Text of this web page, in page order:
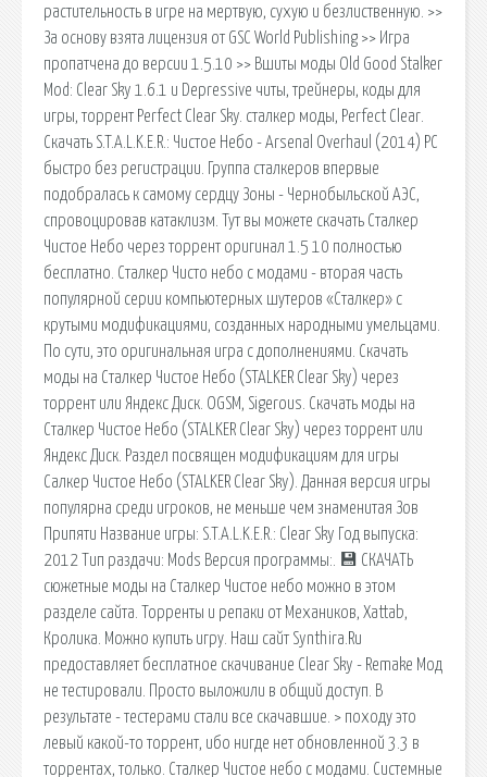
растительность в игре на мертвую, сухую и безлиственную. >>
За основу взята лицензия от GSC World Publishing >> Игра
пропатчена до версии 1.5.10 >> Вшиты моды Old Good Stalker
Mod: Clear Sky 1.6.1 и Depressive читы, трейнеры, коды для
игры, торрент Perfect Clear Sky. сталкер моды, Perfect Clear.
Скачать S.T.A.L.K.E.R.: Чистое Небо - Arsenal Overhaul (2014) PC
быстро без регистрации. Группа сталкеров впервые
подобралась к самому сердцу Зоны - Чернобыльской АЭС,
спровоцировав катаклизм. Тут вы можете скачать Сталкер
Чистое Небо через торрент оригинал 1.5 10 полностью
бесплатно. Сталкер Чисто небо с модами - вторая часть
популярной серии компьютерных шутеров «Сталкер» с
крутыми модификациями, созданных народными умельцами.
По сути, это оригинальная игра с дополнениями. Скачать
моды на Сталкер Чистое Небо (STALKER Clear Sky) через
торрент или Яндекс Диск. OGSM, Sigerous. Скачать моды на
Сталкер Чистое Небо (STALKER Clear Sky) через торрент или
Яндекс Диск. Раздел посвящен модификациям для игры
Салкер Чистое Небо (STALKER Clear Sky). Данная версия игры
популярна среди игроков, не меньше чем знаменитая Зов
Припяти Название игры: S.T.A.L.K.E.R.: Clear Sky Год выпуска:
2012 Тип раздачи: Mods Версия программы:. 💾 СКАЧАТЬ
сюжетные моды на Сталкер Чистое небо можно в этом
разделе сайта. Торренты и репаки от Механиков, Xattab,
Кролика. Можно купить игру. Наш сайт Synthira.Ru
предоставляет бесплатное скачивание Clear Sky - Remake Мод
не тестировали. Просто выложили в общий доступ. В
результате - тестерами стали все скачавшие. > походу это
левый какой-то торрент, ибо нигде нет обновленной 3.3 в
торрентах, только. Сталкер Чистое небо с модами. Системные